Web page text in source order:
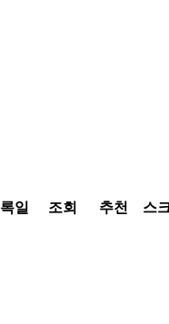
일 조회 추천 스